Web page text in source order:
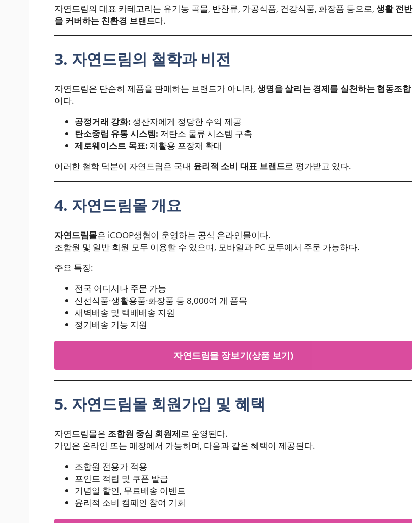
자연드림의 대표 카테고리는 유기농 곡물, 반찬류, 가공식품, 건강식품, 화장품 등으로, 생활 전반
을 커버하는 친환경 브랜드다.
3. 자연드림의 철학과 비전
자연드림은 단순히 제품을 판매하는 브랜드가 아니라, 생명을 살리는 경제를 실천하는 협동조합
이다.
공정거래 강화: 생산자에게 정당한 수익 제공
탄소중립 유통 시스템: 저탄소 물류 시스템 구축
제로웨이스트 목표: 재활용 포장재 확대
이러한 철학 덕분에 자연드림은 국내 윤리적 소비 대표 브랜드로 평가받고 있다.
4. 자연드림몰 개요
자연드림몰은 iCOOP생협이 운영하는 공식 온라인몰이다.
조합원 및 일반 회원 모두 이용할 수 있으며, 모바일과 PC 모두에서 주문 가능하다.
주요 특징:
전국 어디서나 주문 가능
신선식품·생활용품·화장품 등 8,000여 개 품목
새벽배송 및 택배배송 지원
정기배송 기능 지원
자연드림몰 장보기(상품 보기)
5. 자연드림몰 회원가입 및 혜택
자연드림몰은 조합원 중심 회원제로 운영된다.
가입은 온라인 또는 매장에서 가능하며, 다음과 같은 혜택이 제공된다.
조합원 전용가 적용
포인트 적립 및 쿠폰 발급
기념일 할인, 무료배송 이벤트
윤리적 소비 캠페인 참여 기회